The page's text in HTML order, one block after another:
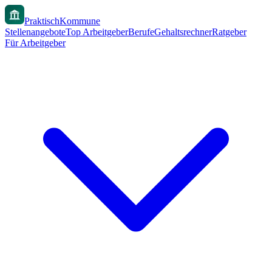
PraktischKommune
StellenangeboteTop ArbeitgeberBerufeGehaltsrechnerRatgeber
Für Arbeitgeber